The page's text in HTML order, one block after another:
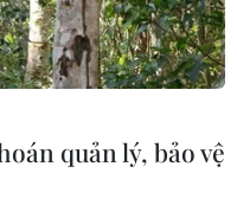
quản lý, bảo vệ